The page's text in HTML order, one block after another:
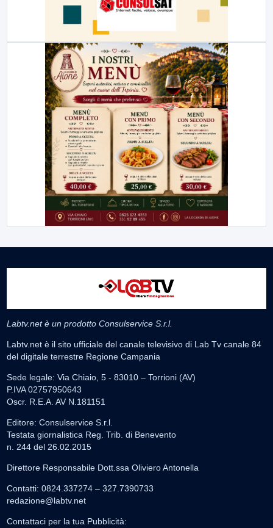
Labtv.net è un prodotto Consulservice S.r.l.
Labtv.net è il sito ufficiale del canale televisivo di Lab Tv canale 84
del digitale terrestre Regione Campania
Sede legale: Via Chiaio, 5 - 83010 – Torrioni (AV)
P.IVA 02757950643
Oscr. R.E.A. AV N.181151
Editore: Consulservice S.r.l.
Testata giornalistica Reg. Trib. di Benevento
n. 244 del 26.02.2015
Direttore Responsabile Dott.ssa Oliviero Antonella
Contatti: 0824.337274 – 327.7390733
redazione@labtv.net
Contattaci per la tua Pubblicità: